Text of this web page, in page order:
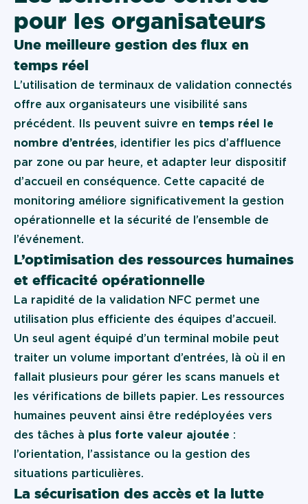
pour les organisateurs
Une meilleure gestion des flux en
temps réel
L’utilisation de terminaux de validation connectés
offre aux organisateurs une visibilité sans
précédent. Ils peuvent suivre en temps réel le
nombre d’entrées, identifier les pics d’affluence
par zone ou par heure, et adapter leur dispositif
d’accueil en conséquence. Cette capacité de
monitoring améliore significativement la gestion
opérationnelle et la sécurité de l’ensemble de
l’événement.
L’optimisation des ressources humaines
et efficacité opérationnelle
La rapidité de la validation NFC permet une
utilisation plus efficiente des équipes d’accueil.
Un seul agent équipé d’un terminal mobile peut
traiter un volume important d’entrées, là où il en
fallait plusieurs pour gérer les scans manuels et
les vérifications de billets papier. Les ressources
humaines peuvent ainsi être redéployées vers
des tâches à plus forte valeur ajoutée :
l’orientation, l’assistance ou la gestion des
situations particulières.
La sécurisation des accès et la lutte